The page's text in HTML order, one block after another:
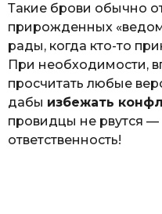
Такие брови обычно
прирожденных
рады, когда кто-то
При необходимости,
просчитать любые
дабы избежать
провидцы не рвутся
ответственность!